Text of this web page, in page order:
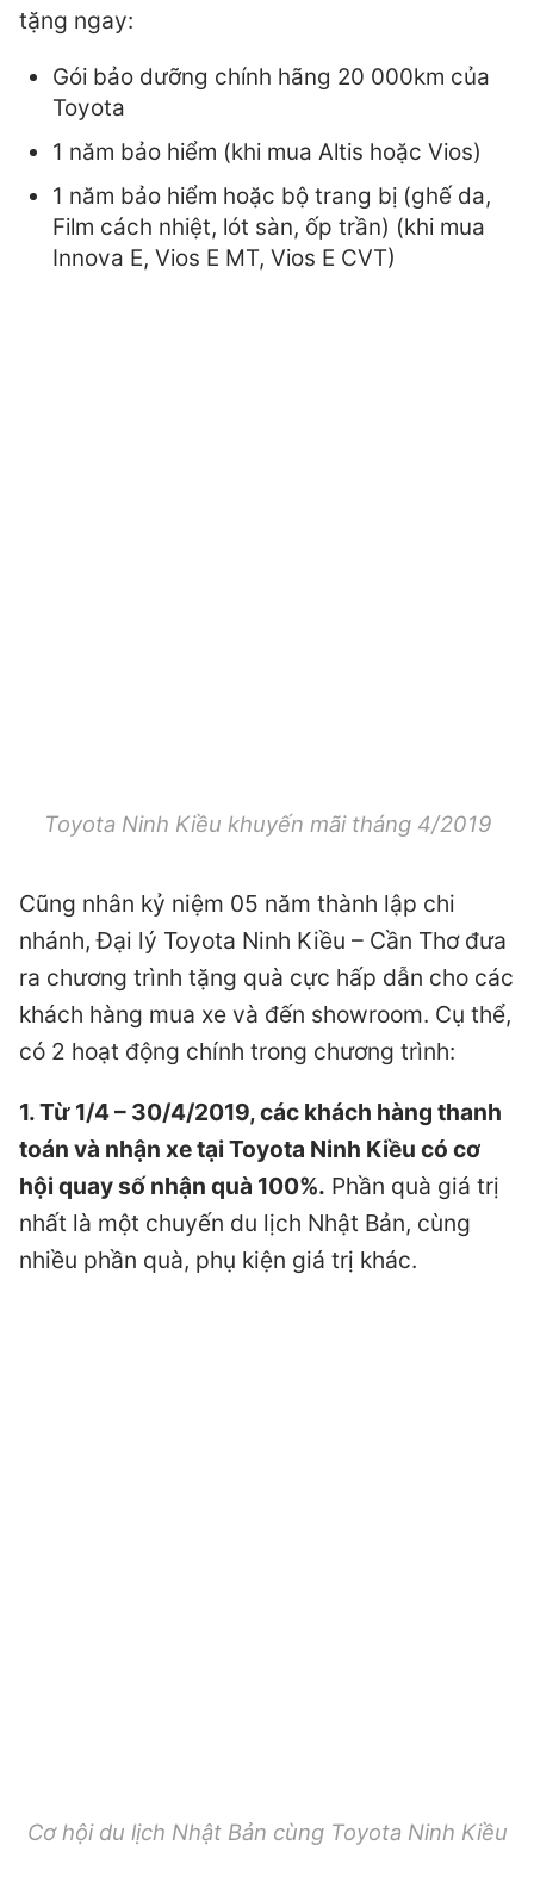
tặng ngay:
Gói bảo dưỡng chính hãng 20 000km của
Toyota
1 năm bảo hiểm (khi mua Altis hoặc Vios)
1 năm bảo hiểm hoặc bộ trang bị (ghế da,
Film cách nhiệt, lót sàn, ốp trần) (khi mua
Innova E, Vios E MT, Vios E CVT)
Toyota Ninh Kiều khuyến mãi tháng 4/2019
Cũng nhân kỷ niệm 05 năm thành lập chi
nhánh, Đại lý Toyota Ninh Kiều – Cần Thơ đưa
ra chương trình tặng quà cực hấp dẫn cho các
khách hàng mua xe và đến showroom. Cụ thể,
có 2 hoạt động chính trong chương trình:
1. Từ 1/4 – 30/4/2019, các khách hàng thanh
toán và nhận xe tại Toyota Ninh Kiều có cơ
hội quay số nhận quà 100%. Phần quà giá trị
nhất là một chuyến du lịch Nhật Bản, cùng
nhiều phần quà, phụ kiện giá trị khác.
Cơ hội du lịch Nhật Bản cùng Toyota Ninh Kiều